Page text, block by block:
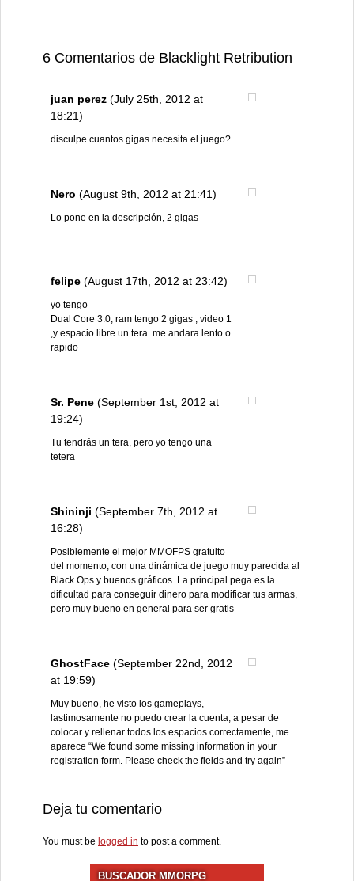
6 Comentarios de Blacklight Retribution
juan perez (July 25th, 2012 at
18:21)
disculpe cuantos gigas necesita el juego?
Nero (August 9th, 2012 at 21:41)
Lo pone en la descripción, 2 gigas
felipe (August 17th, 2012 at 23:42)
yo tengo
Dual Core 3.0, ram tengo 2 gigas , video 1
,y espacio libre un tera. me andara lento o
rapido
Sr. Pene (September 1st, 2012 at
19:24)
Tu tendrás un tera, pero yo tengo una
tetera
Shininji (September 7th, 2012 at
16:28)
Posiblemente el mejor MMOFPS gratuito
del momento, con una dinámica de juego muy parecida al
Black Ops y buenos gráficos. La principal pega es la
dificultad para conseguir dinero para modificar tus armas,
pero muy bueno en general para ser gratis
GhostFace (September 22nd, 2012
at 19:59)
Muy bueno, he visto los gameplays,
lastimosamente no puedo crear la cuenta, a pesar de
colocar y rellenar todos los espacios correctamente, me
aparece “We found some missing information in your
registration form. Please check the fields and try again”
Deja tu comentario
You must be logged in to post a comment.
BUSCADOR MMORPG